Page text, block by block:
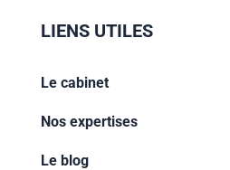
LIENS UTILES
Le cabinet
Nos expertises
Le blog